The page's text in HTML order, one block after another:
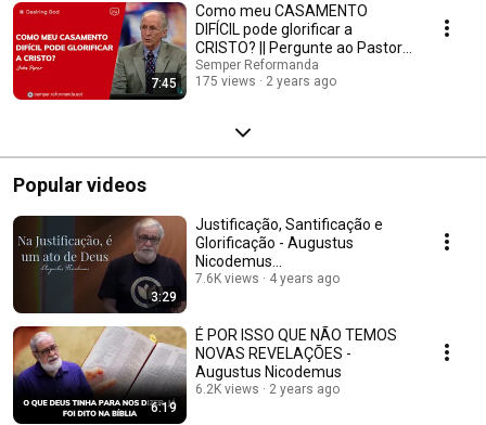
7:45
Como meu CASAMENTO
DIFÍCIL pode glorificar a
CRISTO? || Pergunte ao Pastor
John Piper
Semper Reformanda
175 views
2 years ago
Popular videos
3:29
Justificação, Santificação e
Glorificação - Augustus
Nicodemus
#SantificaçãoArtificial
7.6K views 4 years ago
6:19
É POR ISSO QUE NÃO TEMOS
NOVAS REVELAÇÕES -
Augustus Nicodemus
6.2K views 2 years ago